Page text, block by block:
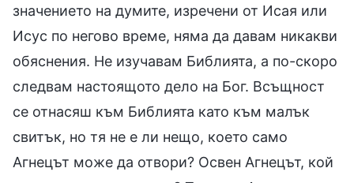
значението на думите, изречени от Исая или
Исус по негово време, няма да давам никакви
обяснения. Не изучавам Библията, а по-скоро
следвам настоящото дело на Бог. Всъщност
се отнасяш към Библията като към малък
свитък, но тя не е ли нещо, което само
Агнецът може да отвори? Освен Агнецът, кой